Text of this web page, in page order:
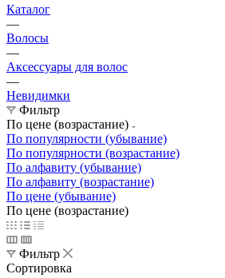
Каталог
—
Волосы
—
Аксессуары для волос
—
Невидимки
Фильтр
По цене (возрастание)
По популярности (убывание)
По популярности (возрастание)
По алфавиту (убывание)
По алфавиту (возрастание)
По цене (убывание)
По цене (возрастание)
Фильтр
Сортировка